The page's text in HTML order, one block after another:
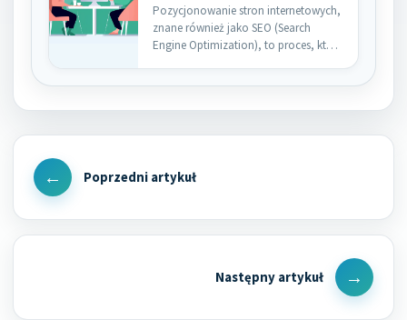
Pozycjonowanie stron internetowych,
znane również jako SEO (Search
Engine Optimization), to proces, który
Nawigacja
wpisu
Previous
Next
Post